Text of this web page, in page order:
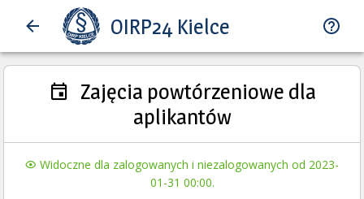
OIRP24 Kielce
Zajęcia powtórzeniowe dla
aplikantów
Widoczne dla zalogowanych i niezalogowanych od 2023-
01-31 00:00.